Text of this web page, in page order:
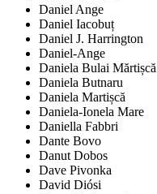
Daniel Ange
Daniel Iacobuț
Daniel J. Harrington
Daniel-Ange
Daniela Bulai Mărtișcă
Daniela Butnaru
Daniela Martișcă
Daniela-Ionela Mare
Daniella Fabbri
Dante Bovo
Danut Dobos
Dave Pivonka
David Diósi